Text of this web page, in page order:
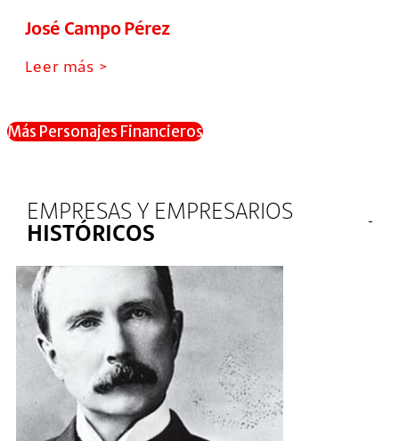
José Campo Pérez
Leer más >
Más Personajes Financieros
EMPRESAS Y EMPRESARIOS
HISTÓRICOS